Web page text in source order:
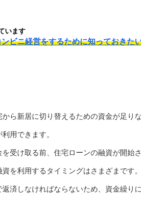
います
ビニ経営をするために知っておきた
ら新居に切り替えるための資金が足り
用できます。
受け取る前、住宅ローンの融資が開始
を利用するタイミングはさまざまです。
済しなければならないため、資金繰り